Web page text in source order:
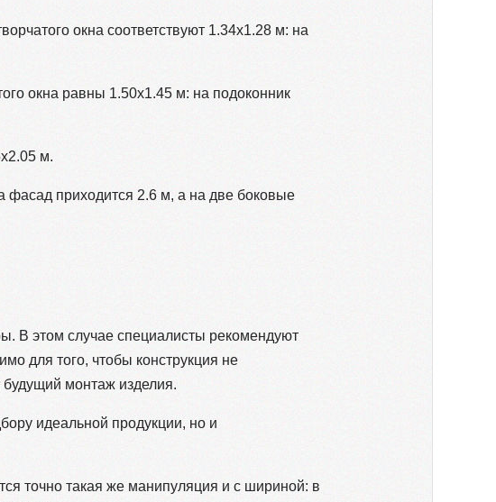
окна соответствуют 1.34х1.28 м: на
окна равны 1.50х1.45 м: на подоконник
м.
фасад приходится 2.6 м, а на две боковые
В этом случае специалисты рекомендуют
для того, чтобы конструкция не
будущий монтаж изделия.
идеальной продукции, но и
точно такая же манипуляция и с шириной: в